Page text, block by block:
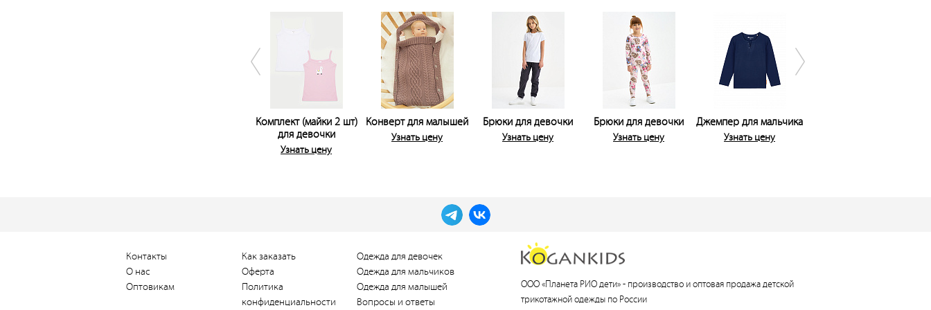
Комплект (майки 2 шт)
для девочки
Узнать цену
Конверт для малышей
Узнать цену
Брюки для девочки
Узнать цену
Брюки для девочки
Узнать цену
Джемпер для мальчика
Узнать цену
Контакты
О нас
Оптовикам
Как заказать
Оферта
Политика
конфиденциальности
Одежда для девочек
Одежда для мальчиков
Одежда для малышей
Вопросы и ответы
ООО «Планета РИО дети» - производство и оптовая продажа детской
трикотажной одежды по России